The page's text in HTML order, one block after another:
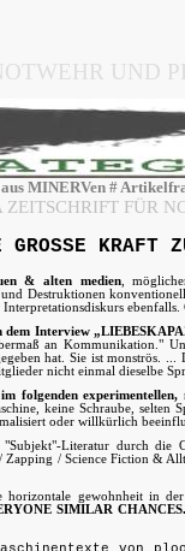
UND
MINERVen #
ZEITSCHRIFT FÜR
KRAFT
& alten medien,
Destruktionen
dem Interview
an Kommunikation."
hat. Sie ist monströs.
nicht einmal dieselbe
folgenden experimentellen,
keine Schraube, selten
oder willkürlich
Literatur durch die
Zapping / Science Fiction &
horizontale gewohnheit in
SIMILAR